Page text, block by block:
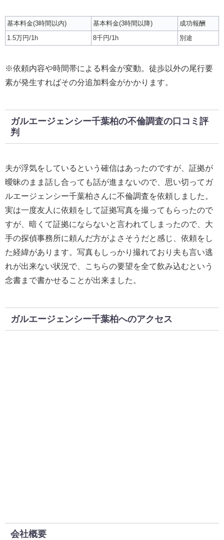
基本料金(3時間以内) 基本料金(3時間以降)
成功報酬
1.5万円/1h
8千円/1h 別途
※依頼内容や時間帯による料金が変動。徒歩以外の尾行要
素が発生すればその分追加料金がかかります。
ガルエージェンシー千葉柏の不倫調査の口コミ評
判
夫が浮気をしているという確信はあったのですが、証拠が
曖昧のまま話し合っても話が進まないので、思い切ってガ
ルエージェンシー千葉柏さんに不倫調査を依頼しました。
実は一度友人に依頼をして証拠写真を撮ってもらったので
すが、暗くて証拠にならないと言われてしまったので、大
手の探偵事務所に頼んだ方がよさそうだと感じ、依頼をし
た経緯があります。写真もしっかり撮れており夫も言い逃
れが出来ない状況で、こちらの要望を全て飲み込むという
念書まで書かせることが出来ました。
ガルエージェンシー千葉柏へのアクセス
会社概要